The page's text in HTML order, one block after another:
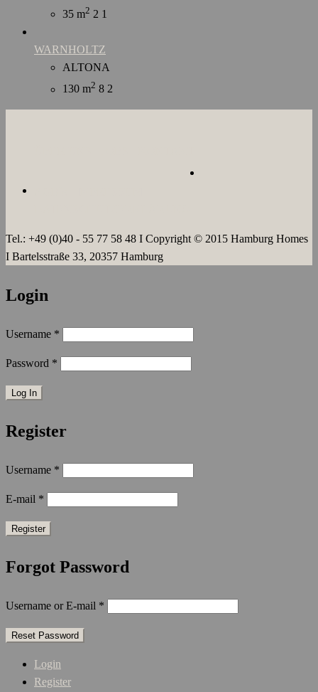
35 m2 2 1
WARNHOLTZ
ALTONA
130 m2 8 2
Tel.: +49 (0)40 - 55 77 58 48 I Copyright © 2015 Hamburg Homes
I Bartelsstraße 33, 20357 Hamburg
Login
Username *
Password *
Register
Username *
E-mail *
Forgot Password
Username or E-mail *
Login
Register